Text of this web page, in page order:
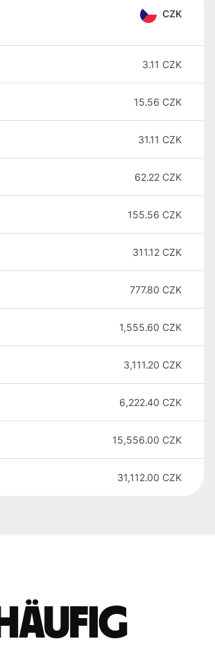
CZK
3.11 CZK
15.56 CZK
31.11 CZK
62.22 CZK
155.56 CZK
311.12 CZK
777.80 CZK
1,555.60 CZK
3,111.20 CZK
6,222.40 CZK
15,556.00 CZK
31,112.00 CZK
Häufig